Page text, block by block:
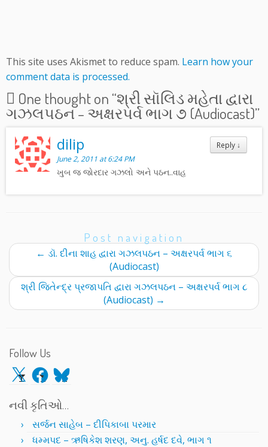
This site uses Akismet to reduce spam. Learn how your
comment data is processed.
One thought on “શ્રી સૉલિડ મહેતા દ્વારા
ગઝલપઠન – અક્ષરપર્વ ભાગ ૭ (Audiocast)”
Reply ↓
dilip
June 2, 2011 at 6:24 PM
ખુબ જ જોરદાર ગઝલો અને પઠન..વાહ
Post navigation
← ડૉ. દીના શાહ દ્વારા ગઝલપઠન – અક્ષરપર્વ ભાગ ૬
(Audiocast)
શ્રી જિતેન્દ્ર પ્રજાપતિ દ્વારા ગઝલપઠન – અક્ષરપર્વ ભાગ ૮
(Audiocast) →
Follow Us
X Facebook
Bluesky
નવી કૃતિઓ…
સર્જન સાહેબ – દીપિકાબા પરમાર
ધમ્મપદ – ઋષિકેશ શરણ, અનુ. હર્ષદ દવે, ભાગ ૧